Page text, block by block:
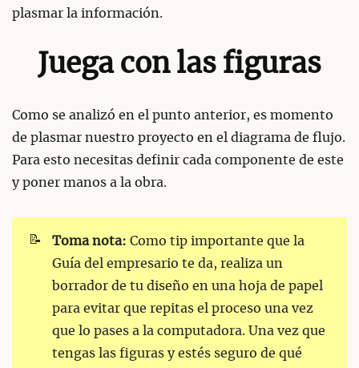
plasmar la información.
Juega con las figuras
Como se analizó en el punto anterior, es momento
de plasmar nuestro proyecto en el diagrama de flujo.
Para esto necesitas definir cada componente de este
y poner manos a la obra.
📝 Toma nota: Como tip importante que la
Guía del empresario te da, realiza un
borrador de tu diseño en una hoja de papel
para evitar que repitas el proceso una vez
que lo pases a la computadora. Una vez que
tengas las figuras y estés seguro de qué